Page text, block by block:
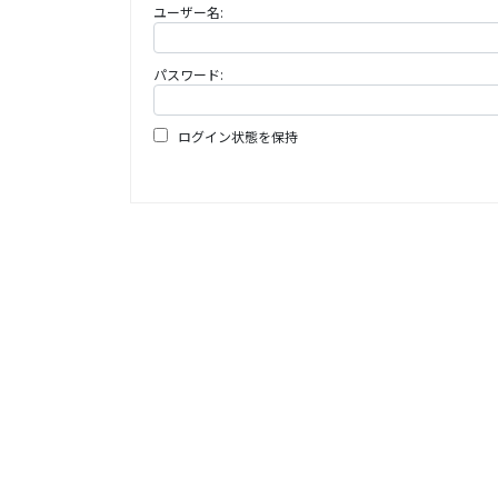
ユーザー名:
パスワード:
ログイン状態を保持